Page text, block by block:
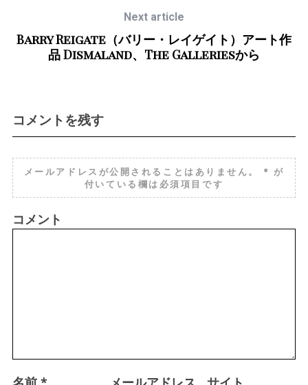
Next article
Barry Reigate（バリー・レイゲイト）アート作
品 Dismaland、The Galleriesから
コメントを残す
メールアドレスが公開されることはありません。 * が
付いている欄は必須項目です
コメント